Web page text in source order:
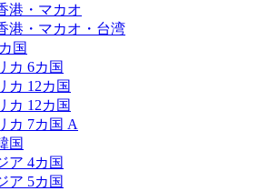
港・マカオ
港・マカオ・台湾
国
カ 6カ国
カ 12カ国
カ 12カ国
カ 7カ国 A
国
ア 4カ国
ア 5カ国